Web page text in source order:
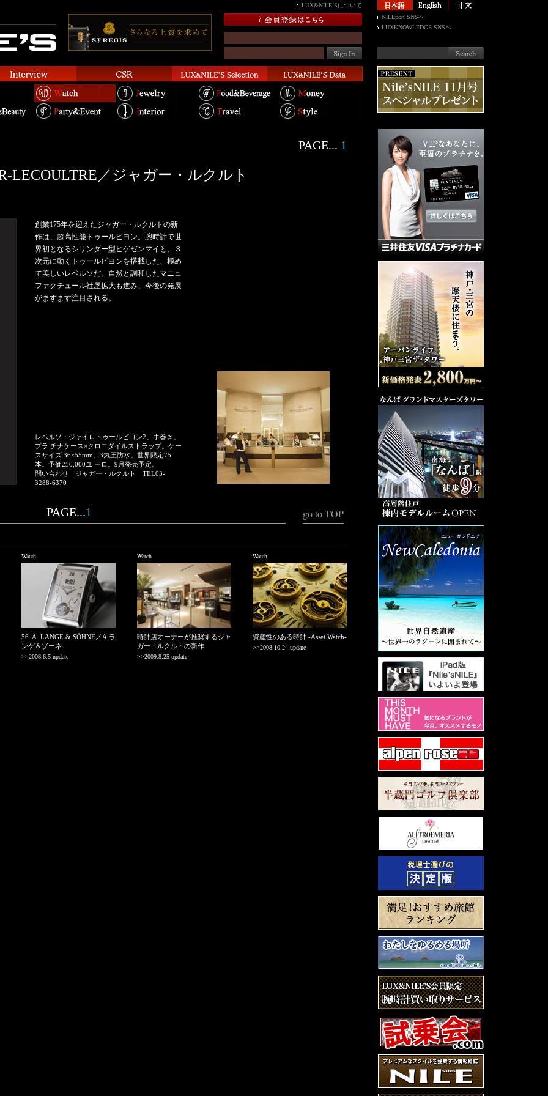
LUX&NILE’Sについて
NILEport SNSへ
LUXKNOWLEDGE SNSへ
PAGE... 1
LECOULTRE／ジャガー・ルクルト
創業175年を迎えたジャガー・ルクルトの新
作は、超高性能トゥールビヨン。腕時計で世
界初となるシリンダー型ヒゲゼンマイと、３
次元に動くトゥールビヨンを搭載した、極め
て美しいレベルソだ。自然と調和したマニュ
ファクチュール社屋拡大も進み、今後の発展
がますます注目される。
レベルソ・ジャイロトゥールビヨン2。手巻き。
プラ チナケース×クロコダイルストラップ。ケー
スサイズ 36×55mm。3気圧防水。世界限定75
本。予価250,000ユ ーロ。9月発売予定。
問い合わせ ジャガー・ルクルト TEL03-
3288-6370
go to TOP
PAGE...1
Watch
56. A. LANGE & SÖHNE／A.ラ
ンゲ＆ゾーネ
>>2008.6.5 update
Watch
時計店オーナーが推奨するジャ
ガー・ルクルトの新作
>>2009.8.25 update
Watch
資産性のある時計 -Asset Watch-
>>2008.10.24 update